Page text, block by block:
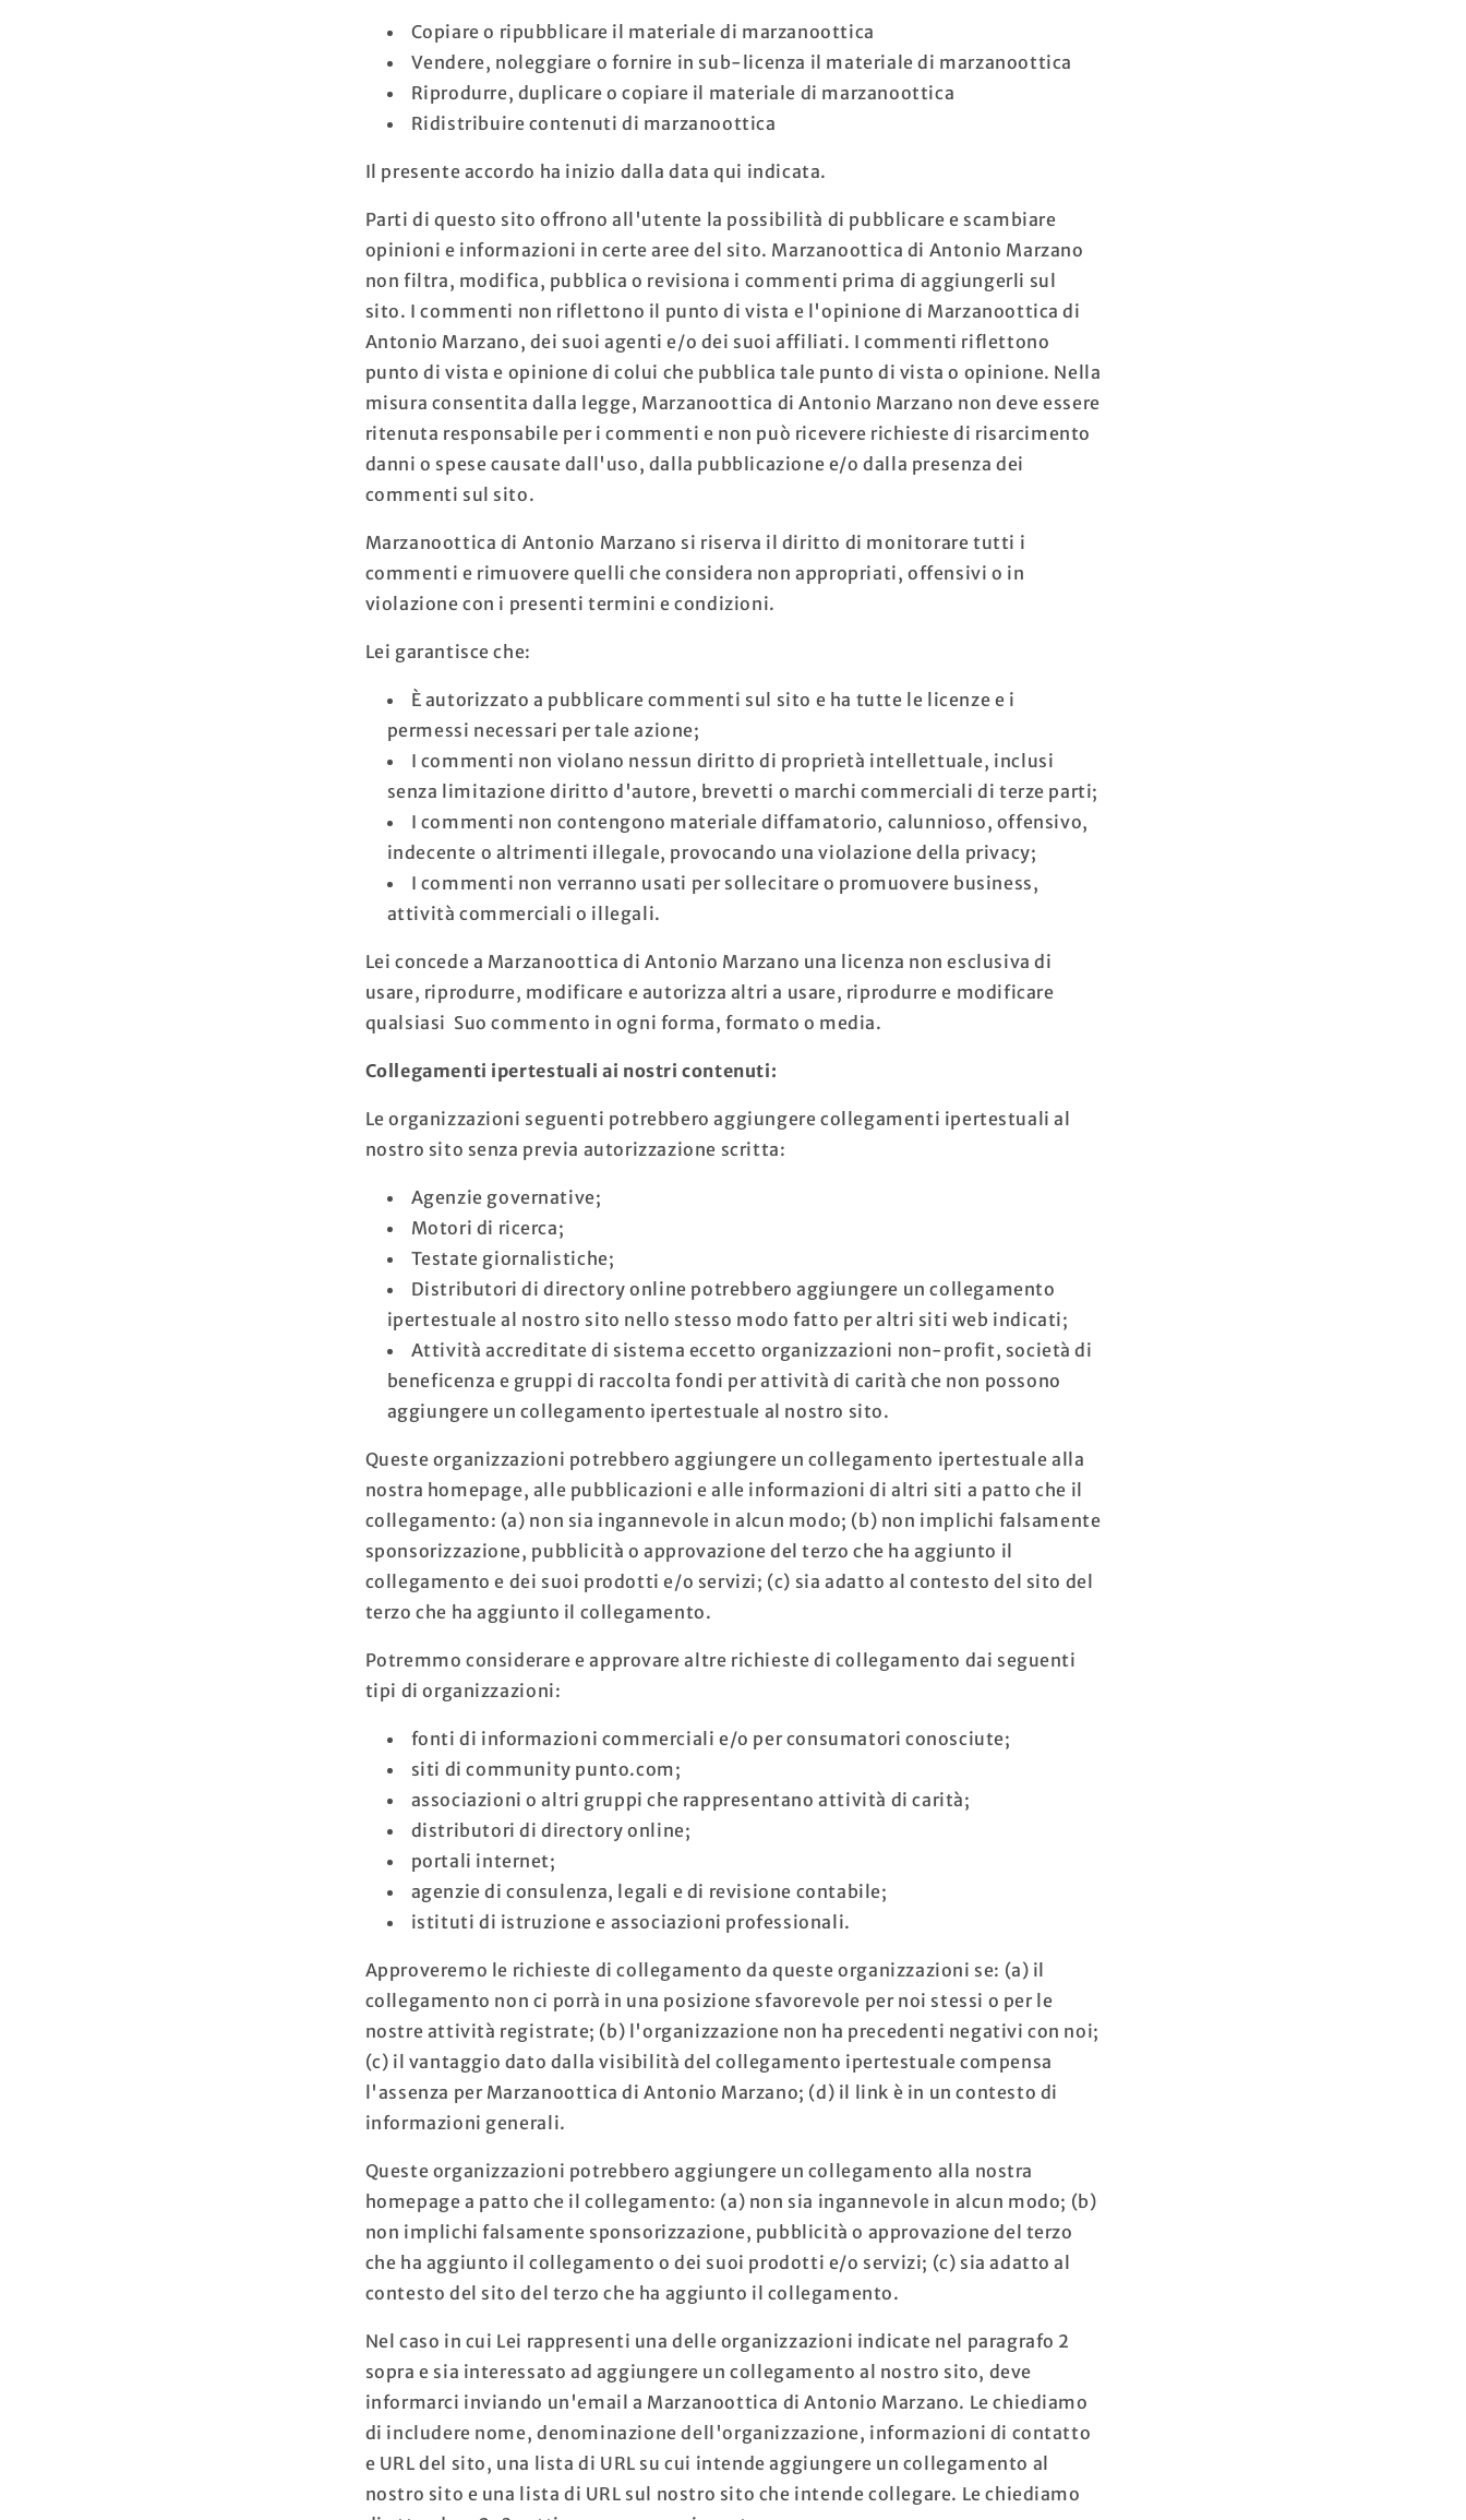
Copiare o ripubblicare il materiale di marzanoottica
Vendere, noleggiare o fornire in sub-licenza il materiale di marzanoottica
Riprodurre, duplicare o copiare il materiale di marzanoottica
Ridistribuire contenuti di marzanoottica
Il presente accordo ha inizio dalla data qui indicata.
Parti di questo sito offrono all'utente la possibilità di pubblicare e scambiare
opinioni e informazioni in certe aree del sito. Marzanoottica di Antonio Marzano
non filtra, modifica, pubblica o revisiona i commenti prima di aggiungerli sul
sito. I commenti non riflettono il punto di vista e l'opinione di Marzanoottica di
Antonio Marzano, dei suoi agenti e/o dei suoi affiliati. I commenti riflettono
punto di vista e opinione di colui che pubblica tale punto di vista o opinione. Nella
misura consentita dalla legge, Marzanoottica di Antonio Marzano non deve essere
ritenuta responsabile per i commenti e non può ricevere richieste di risarcimento
danni o spese causate dall'uso, dalla pubblicazione e/o dalla presenza dei
commenti sul sito.
Marzanoottica di Antonio Marzano si riserva il diritto di monitorare tutti i
commenti e rimuovere quelli che considera non appropriati, offensivi o in
violazione con i presenti termini e condizioni.
Lei garantisce che:
È autorizzato a pubblicare commenti sul sito e ha tutte le licenze e i
permessi necessari per tale azione;
I commenti non violano nessun diritto di proprietà intellettuale, inclusi
senza limitazione diritto d'autore, brevetti o marchi commerciali di terze parti;
I commenti non contengono materiale diffamatorio, calunnioso, offensivo,
indecente o altrimenti illegale, provocando una violazione della privacy;
I commenti non verranno usati per sollecitare o promuovere business,
attività commerciali o illegali.
Lei concede a Marzanoottica di Antonio Marzano una licenza non esclusiva di
usare, riprodurre, modificare e autorizza altri a usare, riprodurre e modificare
qualsiasi Suo commento in ogni forma, formato o media.
Collegamenti ipertestuali ai nostri contenuti:
Le organizzazioni seguenti potrebbero aggiungere collegamenti ipertestuali al
nostro sito senza previa autorizzazione scritta:
Agenzie governative;
Motori di ricerca;
Testate giornalistiche;
Distributori di directory online potrebbero aggiungere un collegamento
ipertestuale al nostro sito nello stesso modo fatto per altri siti web indicati;
Attività accreditate di sistema eccetto organizzazioni non-profit, società di
beneficenza e gruppi di raccolta fondi per attività di carità che non possono
aggiungere un collegamento ipertestuale al nostro sito.
Queste organizzazioni potrebbero aggiungere un collegamento ipertestuale alla
nostra homepage, alle pubblicazioni e alle informazioni di altri siti a patto che il
collegamento: (a) non sia ingannevole in alcun modo; (b) non implichi falsamente
sponsorizzazione, pubblicità o approvazione del terzo che ha aggiunto il
collegamento e dei suoi prodotti e/o servizi; (c) sia adatto al contesto del sito del
terzo che ha aggiunto il collegamento.
Potremmo considerare e approvare altre richieste di collegamento dai seguenti
tipi di organizzazioni:
fonti di informazioni commerciali e/o per consumatori conosciute;
siti di community punto.com;
associazioni o altri gruppi che rappresentano attività di carità;
distributori di directory online;
portali internet;
agenzie di consulenza, legali e di revisione contabile;
istituti di istruzione e associazioni professionali.
Approveremo le richieste di collegamento da queste organizzazioni se: (a) il
collegamento non ci porrà in una posizione sfavorevole per noi stessi o per le
nostre attività registrate; (b) l'organizzazione non ha precedenti negativi con noi;
(c) il vantaggio dato dalla visibilità del collegamento ipertestuale compensa
l'assenza per Marzanoottica di Antonio Marzano; (d) il link è in un contesto di
informazioni generali.
Queste organizzazioni potrebbero aggiungere un collegamento alla nostra
homepage a patto che il collegamento: (a) non sia ingannevole in alcun modo; (b)
non implichi falsamente sponsorizzazione, pubblicità o approvazione del terzo
che ha aggiunto il collegamento o dei suoi prodotti e/o servizi; (c) sia adatto al
contesto del sito del terzo che ha aggiunto il collegamento.
Nel caso in cui Lei rappresenti una delle organizzazioni indicate nel paragrafo 2
sopra e sia interessato ad aggiungere un collegamento al nostro sito, deve
informarci inviando un'email a Marzanoottica di Antonio Marzano. Le chiediamo
di includere nome, denominazione dell'organizzazione, informazioni di contatto
e URL del sito, una lista di URL su cui intende aggiungere un collegamento al
nostro sito e una lista di URL sul nostro sito che intende collegare. Le chiediamo